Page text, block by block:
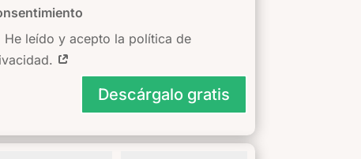
He leído y acepto la política de
Descárgalo gratis